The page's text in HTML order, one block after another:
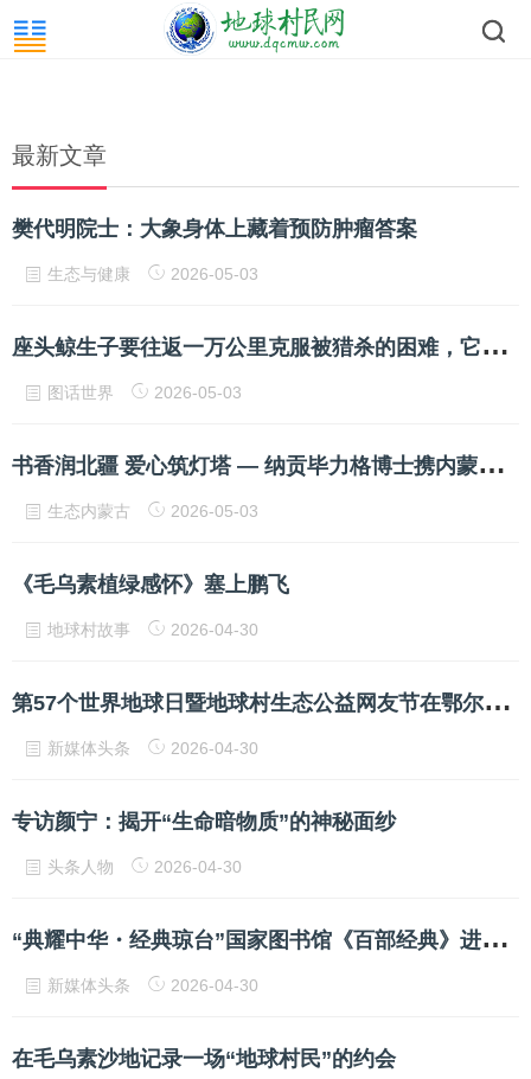
最新文章
樊代明院士：大象身体上藏着预防肿瘤答案
生态与健康 2026-05-03
座
头鲸生子要往返一万公里克服被猎杀的困难，它成功了
图话世界 2026-05-03
书
香润北疆 爱心筑灯塔 — 纳贡毕力格博士携内蒙古阿吉泰蒙医医院有限公司向全区12盟市捐建爱心图书室
生态内蒙古 2026-05-03
《毛乌素植绿感怀》塞上鹏飞
地球村故事 2026-04-30
第
57个世界地球日暨地球村生态公益网友节在鄂尔多斯举行
新媒体头条 2026-04-30
专访颜宁：揭开“生命暗物质”的神秘面纱
头条人物 2026-04-30
“
典耀中华・经典琼台”国家图书馆《百部经典》进校园系列活动在我校举办
新媒体头条 2026-04-30
在毛乌素沙地记录一场“地球村民”的约会